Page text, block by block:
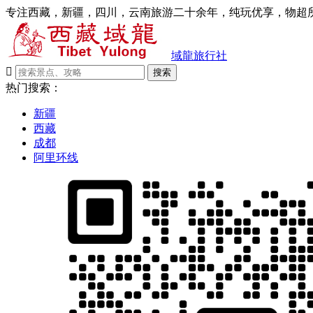
专注西藏，新疆，四川，云南旅游二十余年，纯玩优享，物超
域龍旅行社

搜索
热门搜索：
新疆
西藏
成都
阿里环线